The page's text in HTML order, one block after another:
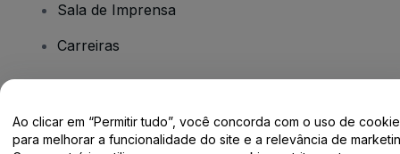
Sala de Imprensa
Carreiras
Ao clicar em “Permitir tudo”, você concorda com o uso de
para melhorar a funcionalidade do site e a relevância de